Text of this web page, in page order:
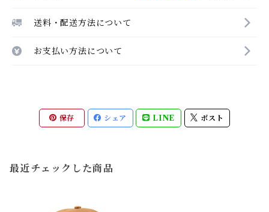
送料・配送方法について
お支払い方法について
保存 シェア LINE ポスト
最近チェックした商品